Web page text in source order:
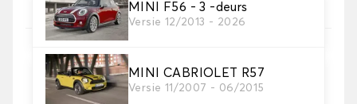
MINI F56 - 3 -deurs
Versie 12/2013 - 2026
MINI CABRIOLET R57
Versie 11/2007 - 06/2015
6. Kleur koord
Kies de kleur van de riem.